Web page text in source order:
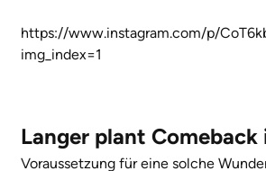
https://www.instagram.com/p/
img_index=1
Langer plant Comeback
Voraussetzung für eine solche